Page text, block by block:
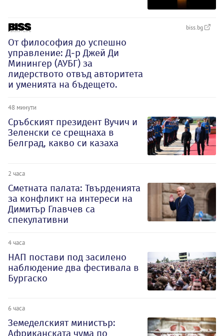
biss.bg
От философия до успешно
управление: Д-р Джей Ди
Минингер (АУБГ) за
лидерството отвъд авторитета
и уменията на бъдещето.
48 минути
Сръбският президент Вучич и
Зеленски се срещнаха в
Белград, какво си казаха
2 часа
Сметната палата: Твърденията
за конфликт на интереси на
Димитър Главчев са
спекулативни
4 часа
НАП постави под засилено
наблюдение два фестивала в
Бургаско
6 часа
Земеделският министър:
Африканската чума по